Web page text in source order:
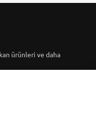
ürünleri ve daha